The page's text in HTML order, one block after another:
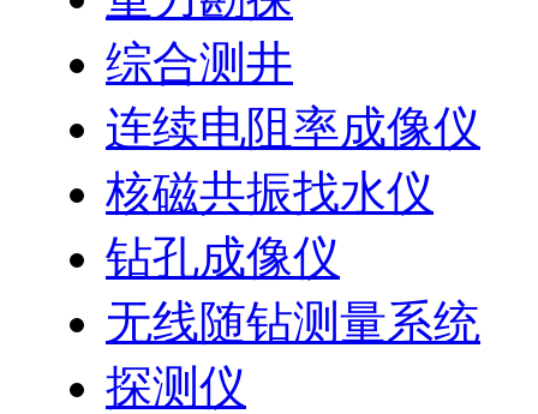
综合测井
连续电阻率成像仪
核磁共振找水仪
钻孔成像仪
无线随钻测量系统
探测仪